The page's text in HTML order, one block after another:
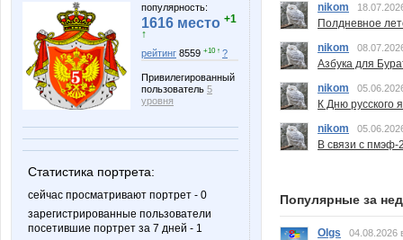
популярность:
1616 место +1
↑
рейтинг 8559 +10 ↑ ?
Привилегированный
пользователь 5
уровня
Статистика портрета:
сейчас просматривают портрет - 0
зарегистрированные пользователи
посетившие портрет за 7 дней - 1
nikom
Полдневное
nikom
Азбука для
nikom
К Дню русского
nikom
В связи с пмэф-
Популярные за
Olgs 04.08.2026